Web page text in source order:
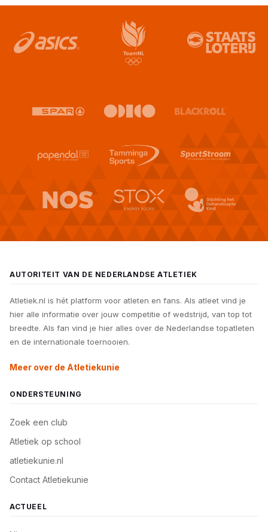
AUTORITEIT VAN DE NEDERLANDSE ATLETIEK
Atletiek.nl is hét platform voor atleten en fans. Als atleet vind je
hier alle informatie over jouw competitie of wedstrijd, van top tot
breedte. Als fan vind je hier alles over de Nederlandse topatleten
en de internationale toernooien.
Meer over de Atletiekunie
ONDERSTEUNING
Zoek een club
Atletiek op school
atletiekunie.nl
Contact Atletiekunie
ACTUEEL